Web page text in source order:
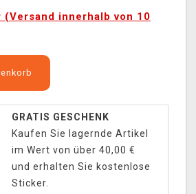
innerhalb von 10
GRATIS GESCHENK
Kaufen Sie lagernde Artikel
im Wert von über 40,00 €
und erhalten Sie kostenlose
Sticker.